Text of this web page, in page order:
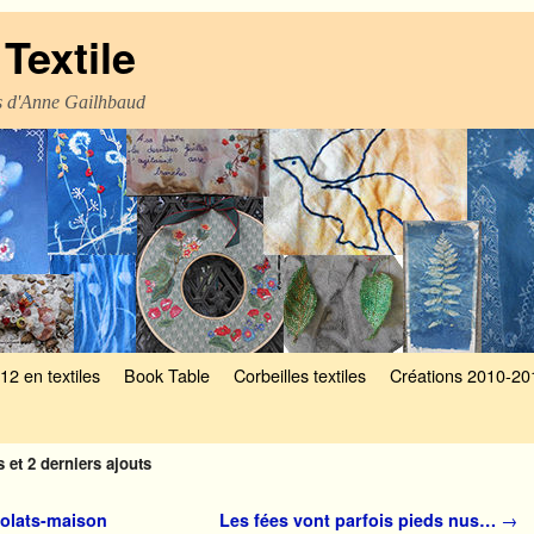
d'Anne Gailhbaud
en textiles Book Table Corbeilles textiles Créations 2010-
et 2 derniers ajouts
maison Les fées vont parfois pieds nus… →